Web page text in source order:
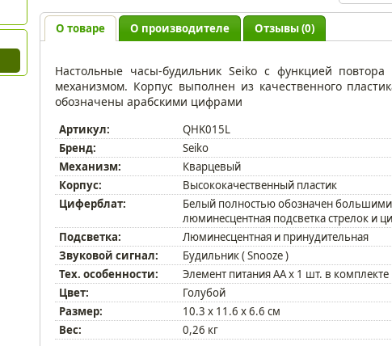
О товаре О производителе Отзывы (0)
Настольные часы-будильник Seiko с функцией
механизмом. Корпус выполнен из качественного
обозначены арабскими цифрами
Артикул:
QHK015L
Бренд:
Seiko
Механизм:
Кварцевый
Корпус:
Высококачественный пластик
Циферблат:
Белый полностью обозначен
люминесцентная подсветка стрелок и
Подсветка:
Люминесцентная и принудительная
Звуковой сигнал:
Будильник ( Snooze )
Тех. особенности:
Элемент питания AA x 1 шт. в комплекте
Цвет:
Голубой
Размер:
10.3 х 11.6 х 6.6 см
Вес:
0,26 кг